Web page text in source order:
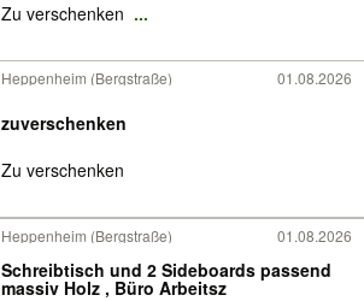
Zu verschenken ...
Heppenheim (Bergstraße) 01.08.2026
zuverschenken
Zu verschenken
Heppenheim (Bergstraße) 01.08.2026
Schreibtisch und 2 Sideboards passend
massiv Holz , Büro Arbeitsz